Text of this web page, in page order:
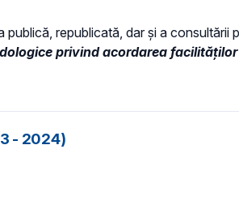
republicată, dar și a consultării
privind acordarea facilităţilor
- 2024)